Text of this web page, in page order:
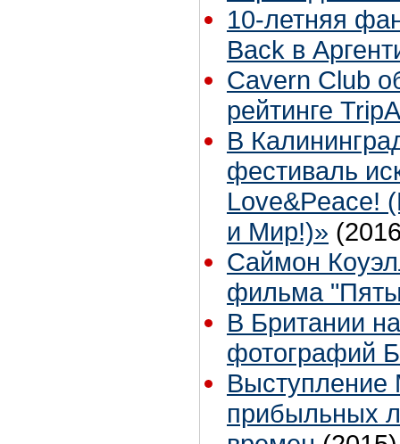
10-летняя
Back в
Cavern Club
рейтинге
В
фестиваль
Love&Peace!
и Мир!)»
Саймон
фильма
В Британии
фотографий
Выступление
прибыльных